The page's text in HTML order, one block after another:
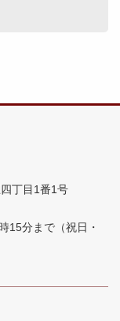
丁目1番1号
15分まで （祝日・